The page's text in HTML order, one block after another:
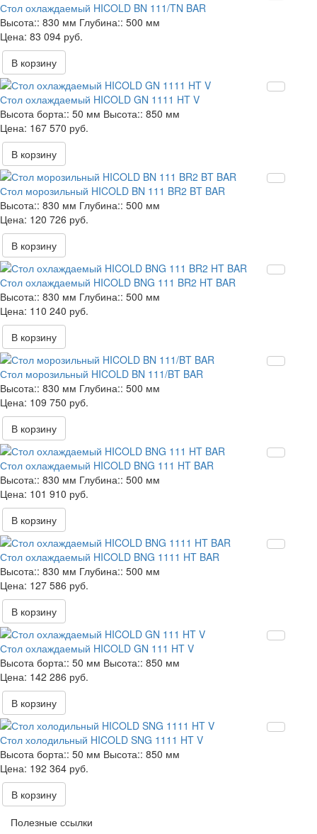
Стол охлаждаемый HICOLD BN 111/TN BAR
Высота:: 830 мм Глубина:: 500 мм
83 094 руб.
В корзину
Стол охлаждаемый HICOLD GN 1111 HT V
Высота борта:: 50 мм Высота:: 850 мм
167 570 руб.
В корзину
Стол морозильный HICOLD BN 111 BR2 BT BAR
Высота:: 830 мм Глубина:: 500 мм
120 726 руб.
В корзину
Стол охлаждаемый HICOLD BNG 111 BR2 HT BAR
Высота:: 830 мм Глубина:: 500 мм
110 240 руб.
В корзину
Стол морозильный HICOLD BN 111/BT BAR
Высота:: 830 мм Глубина:: 500 мм
109 750 руб.
В корзину
Стол охлаждаемый HICOLD BNG 111 HT BAR
Высота:: 830 мм Глубина:: 500 мм
101 910 руб.
В корзину
Стол охлаждаемый HICOLD BNG 1111 HT BAR
Высота:: 830 мм Глубина:: 500 мм
127 586 руб.
В корзину
Стол охлаждаемый HICOLD GN 111 HT V
Высота борта:: 50 мм Высота:: 850 мм
142 286 руб.
В корзину
Стол холодильный HICOLD SNG 1111 HT V
Высота борта:: 50 мм Высота:: 850 мм
192 364 руб.
В корзину
Полезные ссылки